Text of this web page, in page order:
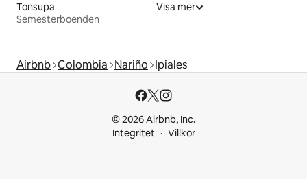
Tonsupa
Semesterboenden
Visa mer
Airbnb Colombia Nariño Ipiales
© 2026 Airbnb, Inc.
Integritet
Villkor